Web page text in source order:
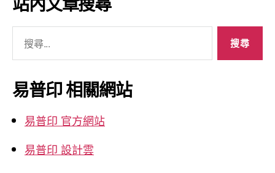
整
關
鍵
字:
易普印 相關網站
易普印 官方網站
易普印 設計雲